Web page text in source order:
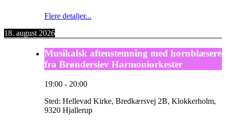
Flere detaljer...
18. august 2026
Musikalsk aftenstemning med hornblæsere
fra Brønderslev Harmoniorkester
19:00 - 20:00
Sted: Hellevad Kirke, Bredkærsvej 2B, Klokkerholm,
9320 Hjallerup